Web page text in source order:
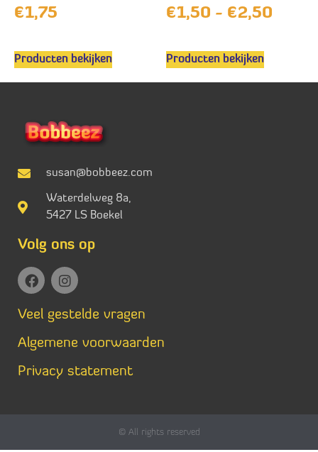
€1,75
Producten bekijken
€1,50 - €2,50
Producten bekijken
susan@bobbeez.com
Waterdelweg 8a,
5427 LS Boekel
Volg ons op
Veel gestelde vragen
Algemene voorwaarden
Privacy statement
© All rights reserved